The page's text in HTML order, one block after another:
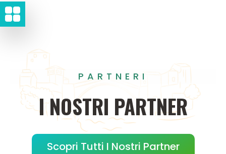
PARTNERI
INOSTRI PARTNER
Scopri Tutti I Nostri Partner